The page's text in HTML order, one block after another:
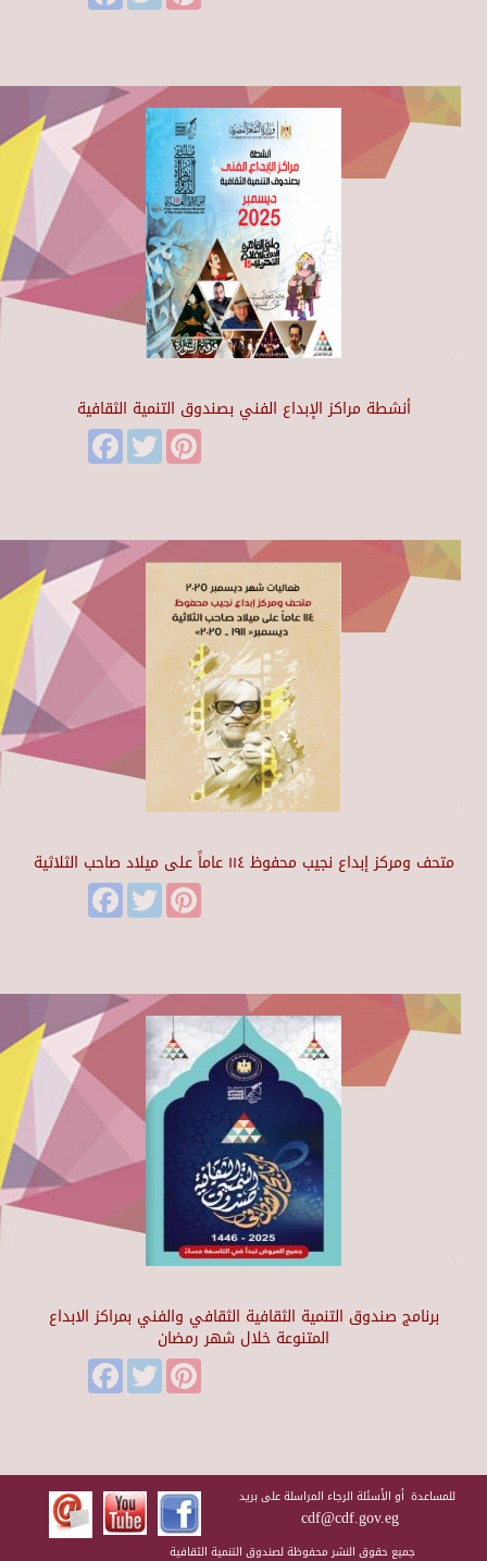
أنشطة مراكز الإبداع الفني بصندوق التنمية الثقافية
FacebookTwitter
متحف ومركز إبداع نجيب محفوظ ١١٤ عاماً على ميلاد صاحب الثلاثية
FacebookTwitter
برنامج صندوق التنمية الثقافية الثقافي والفني بمراكز الابداع
المتنوعة خلال شهر رمضان
FacebookTwitter
للمساعدة أو الأسئلة الرجاء المراسلة على بريد
cdf@cdf.gov.eg
جميع حقوق النشر محفوظة لصندوق التنمية الثقافية